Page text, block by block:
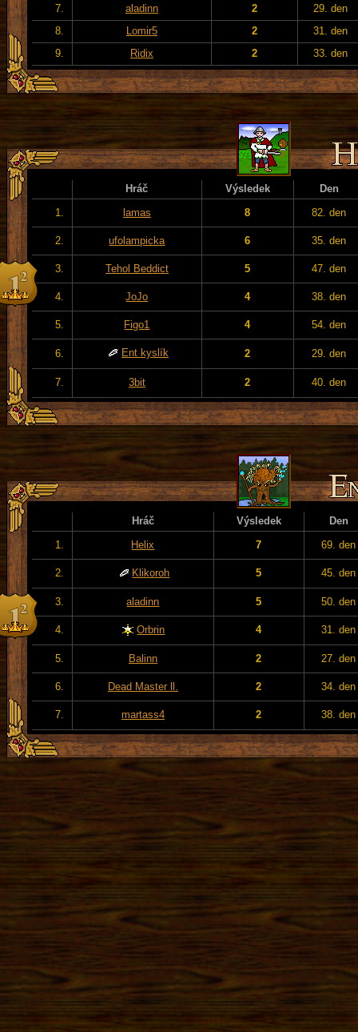
7.
aladinn 2
29. den
8.
Lomir5 2
31. den
9.
Ridix 2 33. den
Hráč Výsledek
Den
1.
lamas 8 82. den
2. ufolampicka 6 35. den
3. Tehol Beddict 5 47. den
4. JoJo 4 38. den
5. Figo1 4 54. den
6. Ent kyslík 2 29. den
7. 3bit 2 40. den
Hráč Výsledek
Den
1.
Helix 7 69. den
2. Klikoroh 5 45. den
3. aladinn 5 50. den
4. Orbrin 4 31. den
5. Balinn 2 27. den
6. Dead Master ll. 2 34. den
7. martass4 2 38. den